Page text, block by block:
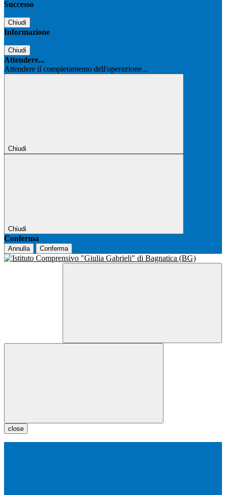
Successo
Chiudi
Informazione
Chiudi
Attendere...
Attendere il completamento dell'operazione...
Chiudi
Chiudi
Conferma
Annulla Conferma
close